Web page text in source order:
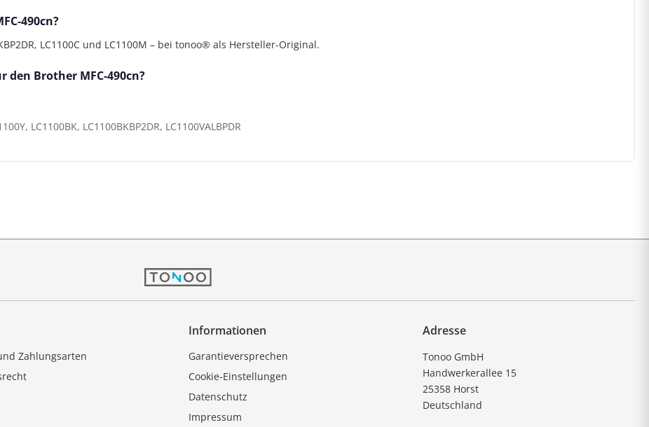
490cn?
LC1100C und LC1100M – bei tonoo® als Hersteller-Original.
Brother MFC-490cn?
LC1100BK, LC1100BKBP2DR, LC1100VALBPDR
Zahlungsarten
Informationen
Garantieversprechen
Cookie-Einstellungen
Datenschutz
Impressum
Adresse
Tonoo GmbH
Handwerkerallee 15
25358 Horst
Deutschland